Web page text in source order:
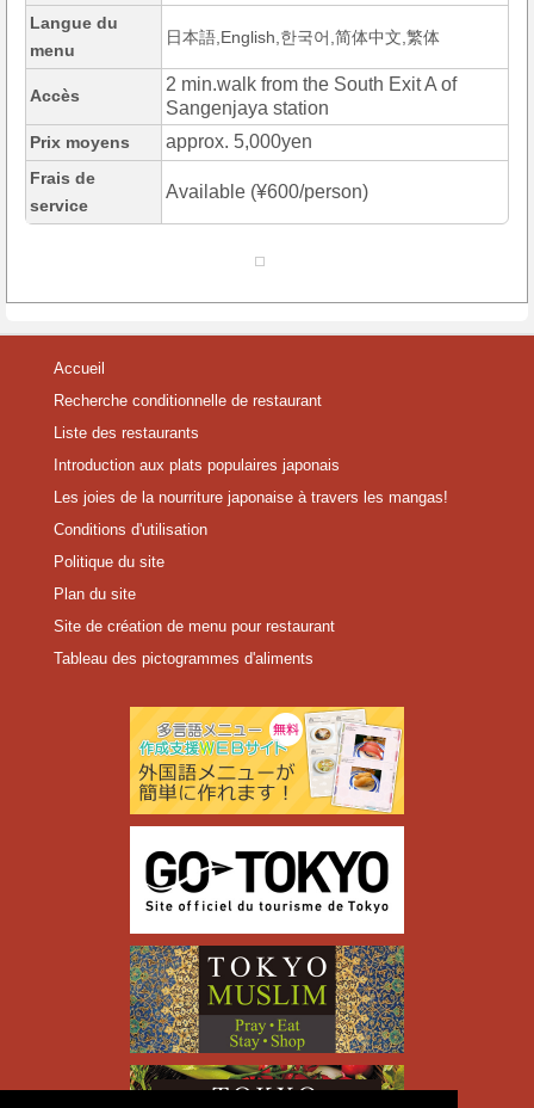
Langue du
menu
日本語,English,한국어,简体中文,繁体
Accès
2 min.walk from the South Exit A of
Sangenjaya station
Prix moyens approx. 5,000yen
Frais de
service
Available (¥600/person)
Accueil
Recherche conditionnelle de restaurant
Liste des restaurants
Introduction aux plats populaires japonais
Les joies de la nourriture japonaise à travers les mangas!
Conditions d'utilisation
Politique du site
Plan du site
Site de création de menu pour restaurant
Tableau des pictogrammes d'aliments